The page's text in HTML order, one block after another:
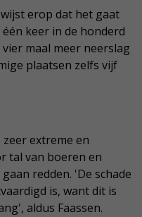
erop dat het gaat
keer in de honderd
maal meer neerslag
plaatsen zelfs vijf
extreme en
tal van boeren en
redden. 'De schade
is, want dit is
aldus Faassen.